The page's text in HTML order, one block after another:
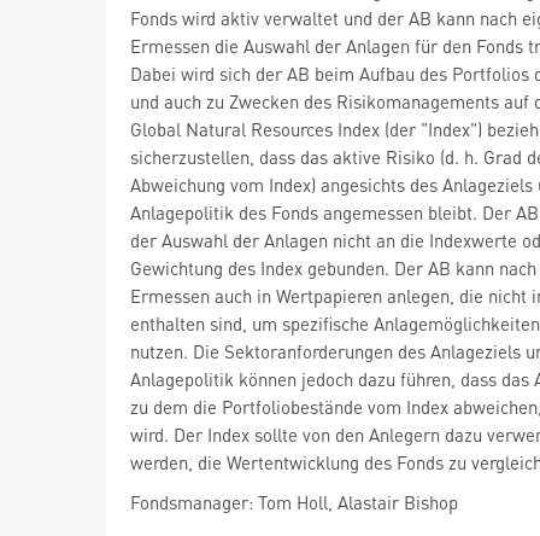
Fonds wird aktiv verwaltet und der AB kann nach
Ermessen die Auswahl der Anlagen für den Fonds
Dabei wird sich der AB beim Aufbau des Portfolios
und auch zu Zwecken des Risikomanagements auf
Global Natural Resources Index (der "Index")
sicherzustellen, dass das aktive Risiko (d. h. Grad
Abweichung vom Index) angesichts des Anlageziels
Anlagepolitik des Fonds angemessen bleibt. Der
der Auswahl der Anlagen nicht an die Indexwerte
Gewichtung des Index gebunden. Der AB kann
Ermessen auch in Wertpapieren anlegen, die nicht
enthalten sind, um spezifische
nutzen. Die Sektoranforderungen des Anlageziels
Anlagepolitik können jedoch dazu führen, dass das
zu dem die Portfoliobestände vom Index
wird. Der Index sollte von den Anlegern dazu
werden, die Wertentwicklung des Fonds zu
Fondsmanager: Tom Holl, Alastair Bishop